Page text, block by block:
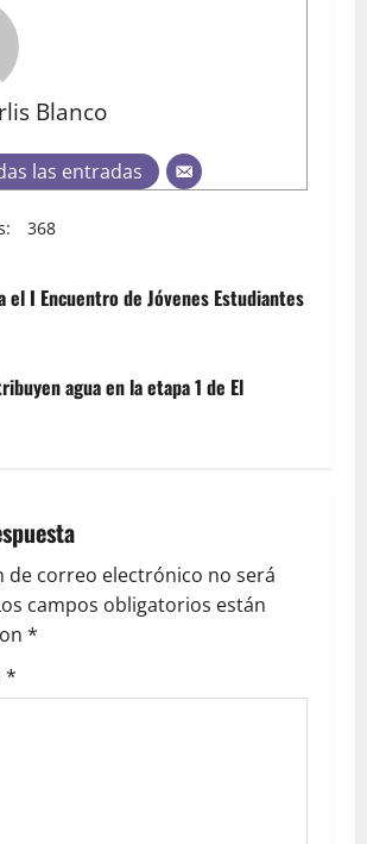
Blanco
las entradas
368
el I Encuentro de Jóvenes Estudiantes
agua en la etapa 1 de El
de correo electrónico no será
campos obligatorios están
*
*